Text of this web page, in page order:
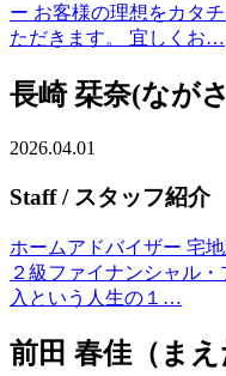
ー お客様の理想をカタ
ただきます。 宜しくお…
長崎 栞奈(なが
2026.04.01
Staff/ スタッフ紹介
ホームアドバイザー 宅
２級ファイナンシャル
入という人生の１…
前田 春佳（まえ